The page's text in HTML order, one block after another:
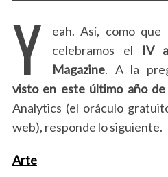
Y
eah. Así, como
celebramos el
IV
Magazine. A la
visto en este último año de
Analytics (el oráculo
web), responde lo siguiente.
Arte